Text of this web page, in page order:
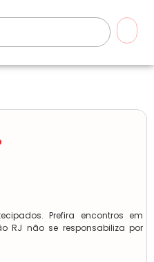
Prefira encontros em
RJ não se responsabiliza por